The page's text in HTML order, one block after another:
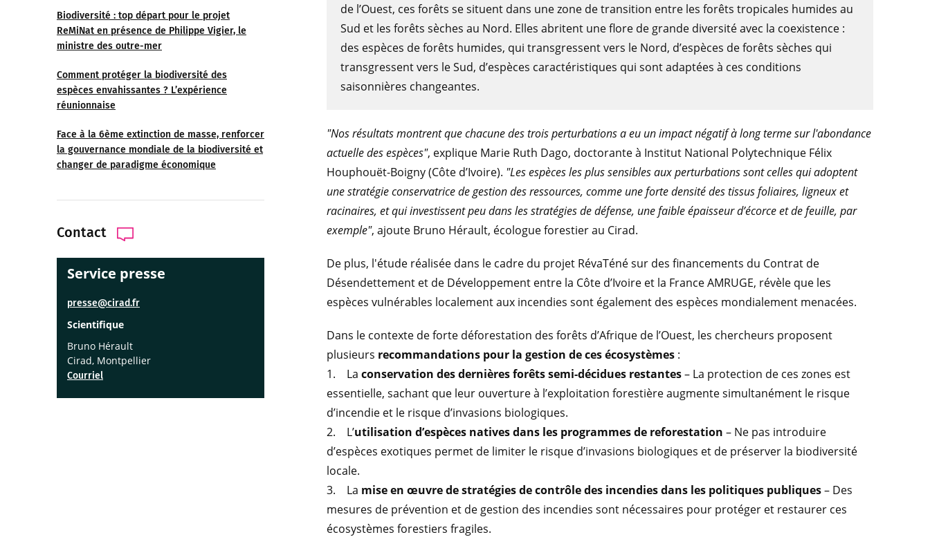
Biodiversité : top départ pour le projet
ReMiNat en présence de Philippe Vigier, le
ministre des outre-mer
Comment protéger la biodiversité des
espèces envahissantes ? L’expérience
réunionnaise
Face à la 6ème extinction de masse, renforcer
la gouvernance mondiale de la biodiversité et
changer de paradigme économique
Contact
Service presse
presse@cirad.fr
Scientifique
Bruno Hérault
Cirad, Montpellier
Courriel
de l’Ouest, ces forêts se situent dans une zone de transition entre les forêts tropicales humides au
Sud et les forêts sèches au Nord. Elles abritent une flore de grande diversité avec la coexistence :
des espèces de forêts humides, qui transgressent vers le Nord, d’espèces de forêts sèches qui
transgressent vers le Sud, d’espèces caractéristiques qui sont adaptées à ces conditions
saisonnières changeantes.
"Nos résultats montrent que chacune des trois perturbations a eu un impact négatif à long terme sur l'abondance
actuelle des espèces", explique Marie Ruth Dago, doctorante à Institut National Polytechnique Félix
Houphouët-Boigny (Côte d’Ivoire). "Les espèces les plus sensibles aux perturbations sont celles qui adoptent
une stratégie conservatrice de gestion des ressources, comme une forte densité des tissus foliaires, ligneux et
racinaires, et qui investissent peu dans les stratégies de défense, une faible épaisseur d’écorce et de feuille, par
exemple", ajoute Bruno Hérault, écologue forestier au Cirad.
De plus, l'étude réalisée dans le cadre du projet RévaTéné sur des financements du Contrat de
Désendettement et de Développement entre la Côte d’Ivoire et la France AMRUGE, révèle que les
espèces vulnérables localement aux incendies sont également des espèces mondialement menacées.
Dans le contexte de forte déforestation des forêts d’Afrique de l’Ouest, les chercheurs proposent
plusieurs recommandations pour la gestion de ces écosystèmes :
1. La conservation des dernières forêts semi-décidues restantes– La protection de ces zones est
essentielle, sachant que leur ouverture à l’exploitation forestière augmente simultanément le risque
d’incendie et le risque d’invasions biologiques.
2. L’utilisation d’espèces natives dans les programmes de reforestation – Ne pas introduire
d’espèces exotiques permet de limiter le risque d’invasions biologiques et de préserver la biodiversité
locale.
3. La mise en œuvre de stratégies de contrôle des incendies dans les politiques publiques– Des
mesures de prévention et de gestion des incendies sont nécessaires pour protéger et restaurer ces
écosystèmes forestiers fragiles.